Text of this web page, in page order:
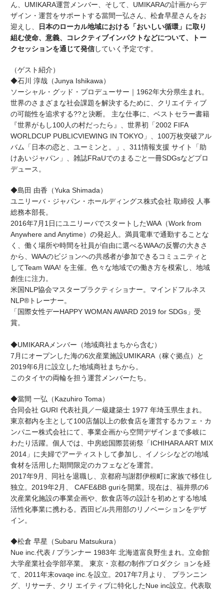
ん、 UMIKARA運営メンバー、そして、 UMIKARAの計画からデ
ザイン・運営をサポートする當間一弘さん、松倉早星さんをお
迎えし、
日本のローカル地域における「おいしい循環」に取り
組む使命、意義、コレクティブインパクトなどについて、トー
クセッションを通じて発信していく予定です。
（ゲスト紹介）
◆石川 淳哉（Junya Ishikawa）
ソーシャル・グッド・プロデューサー｜ 1962年大分県生まれ。
世界のさまざまな社会課題を解決するために、クリエイティブ
の可能性を追求する??と決断。 主な仕事に、ベストセラー書籍
『世界がもし100人の村だったら』、世界初「2002 FIFA
WORLDCUP PUBLICVIEWING IN TOKYO 」、 100万枚突破アル
バム「日本の恋と、ユーミンと。」、311情報支援 サイト「助
けあいジャパン」、雑誌FRaUでのまるごと一冊SDGsなどプロ
デュース。
◆島田 由香（Yuka Shimada）
ユニリーバ・ジャパン・ホールディングス株式会社 取締役 人事
総務本部長。
2016年7月 1日にユニリーバでスタートしたWAA（Work from
Anywhere and Anytime）の発起人。満員電車で通勤することな
く、働く場所や時間を社員が自由に選べるWAAの反響の大きさ
から、WAAのビジョンへの共感者が参加できるコミュニティと
してTeam WAA! を主催。色々な地域での働き方を模索し、地域
創生に注力。
米国NLP協会マスタープラクティショナー。マインドフルネス
NLP® トレーナー。
「国際女性デーHAPPY WOMAN AWARD 2019 for SDGs 」受
賞。
◆UMIKARAメンバー（地域商社まちから含む）
7月にオープンした海の6次産業施設UMIKARA（稼ぐ拠点）と
2019年6月に設立した地域商社まちから。
このタイヤの両輪を担う運営メンバーたち。
◆當間 一弘（Kazuhiro Toma）
合同会社 GURI 代表社員／一級建築士 1977 年埼玉県生まれ。
東京都内を主として100店舗以上の飲食店を運営するカフェ・カ
ンパニー株式会社にて、事業企画から空間デザインまで多岐に
わたり活躍。個人では、中房総国際芸術祭「ICHIHARA ART MIX
2014」に夫婦でアーティストして参加し、イノシシなどの地域
食材を活用した期間限定のカフェなどを運営。
2017年9月、同社を退職し、京都府与謝郡伊根町に家族で移住し
独立。2019年2月、 CAFE&BB guriを開業。現在は、福井県の6
次産業化施設の事業企画や、飲食店等の設計を初めとする地域
活性化事業に携わる。西田ビル共用部のリノベーションをデザ
イン。
◆松倉 早星（Subaru Matsukura）
Nue inc.代表 / プランナー 1983年 北海道富良野生まれ。立命館
大学産業社会学部卒業。 東京・京都の制作プロダクシ ョンを経
て、2011年末ovaqe inc.を設立。2017年7月より、 プランニン
グ、リサーチ、クリ エイティブに特化したNue inc設立。代表取